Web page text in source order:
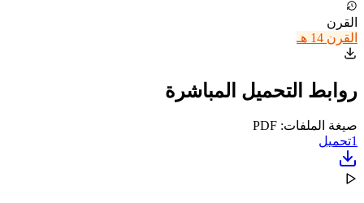
القرن
القرن 14 هـ
روابط التحميل المباشرة
صيغة الملفات: PDF
1تحميل